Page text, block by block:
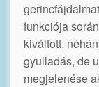
funkciója
kiváltott,
gyulladás, de
megjelenése